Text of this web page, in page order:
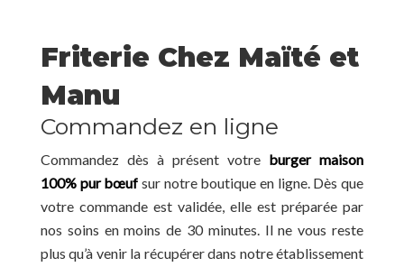
Friterie Chez Maïté et
Manu
Commandez en ligne
Commandez dès à présent votre burger maison
100% pur bœuf sur notre boutique en ligne. Dès que
votre commande est validée, elle est préparée par
nos soins en moins de 30 minutes. Il ne vous reste
plus qu’à venir la récupérer dans notre établissement